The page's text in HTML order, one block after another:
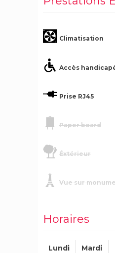
Climatisation
Accès
Prise RJ45
Paper board
Éxtérieur
Vue sur
Horaires
Lundi Mardi